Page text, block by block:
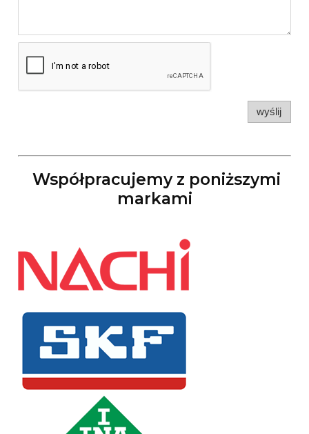
wyślij
Współpracujemy z poniższymi
markami